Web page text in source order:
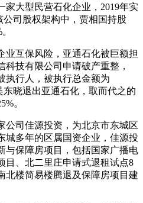
家大型民营石化企业，2019年实
公司股权架构中，贾相国持股
互保风险，亚通石化被巨额担
技有限公司申请破产重整，
执行人，被执行总金额为
东晓退出亚通石化，取而代之的
。
司佳源投资，为北京市东城区
城多年的区属国资企业，佳源投
与保障房项目，包括国家广播电
目、北二里庄申请式退租试点8
北楼简易楼腾退及保障房项目建